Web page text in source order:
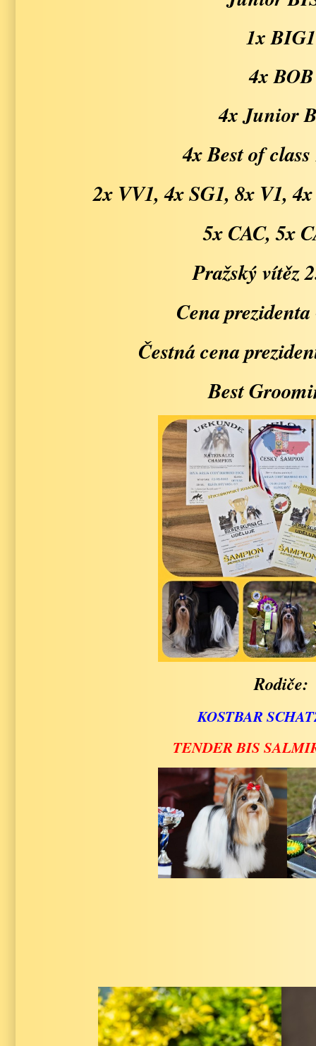
1x BIG1
4x BOB
4x Junior
4x Best of
2x VV1, 4x SG1, 8x V1,
5x CAC, 5x
Pražský vítěz
Cena
Čestná cena
Best
Rodiče:
KOSTBAR
TENDER BIS